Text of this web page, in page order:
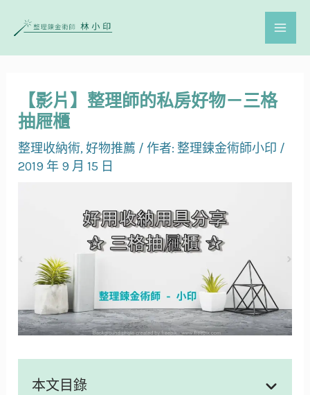
【影片】整理師的私房好物－三格
抽屜櫃
整理收納術,好物推薦 / 作者: 整理鍊金術師小印 /
2019 年 9 月 15 日
本文目錄